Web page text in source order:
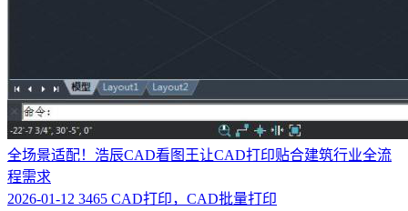
全场景适配！浩辰CAD看图王让CAD打印贴合建筑行业全流
程需求
2026-01-12 3465 CAD打印，CAD批量打印